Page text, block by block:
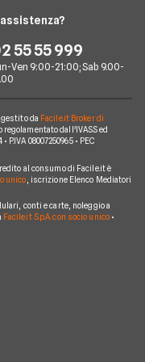
55 55 999
Ven 9:00-21:00; Sab 9.00-
da Facile.it Broker di
dall'IVASS ed
08007250965 • PEC
al consumo di Facile.it è
unico , iscrizione Elenco Mediatori
conti e carte, noleggio a
Facile.it S.p.A. con socio unico•